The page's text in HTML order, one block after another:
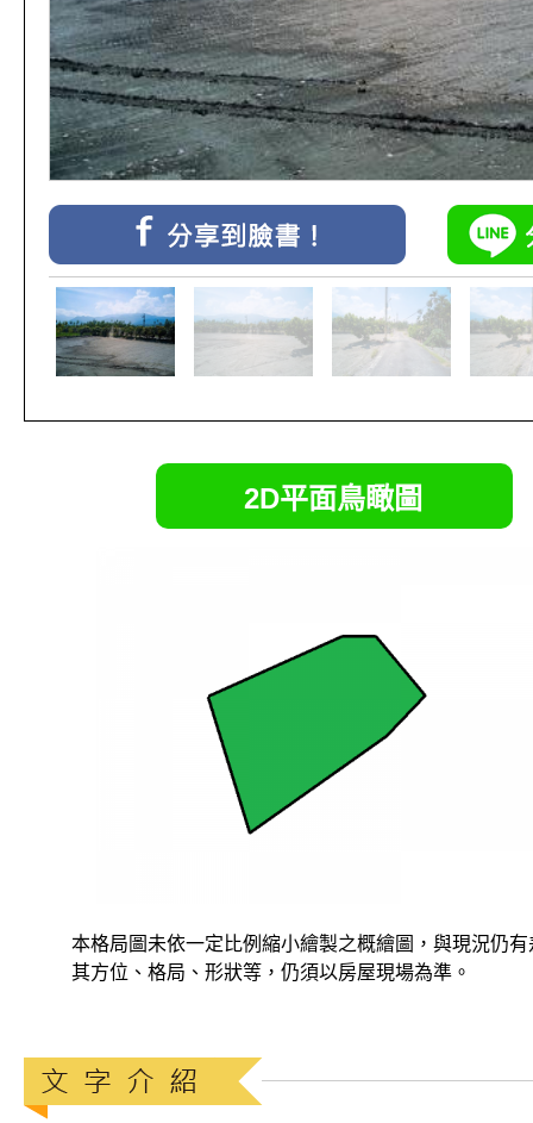
2D平面鳥瞰圖
本格局圖未依一定比例縮小繪製之概繪圖，與現況仍有
其方位、格局、形狀等，仍須以房屋現場為準。